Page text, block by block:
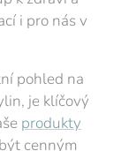
i pro nás v
pohled na
je klíčový
produkty
cenným